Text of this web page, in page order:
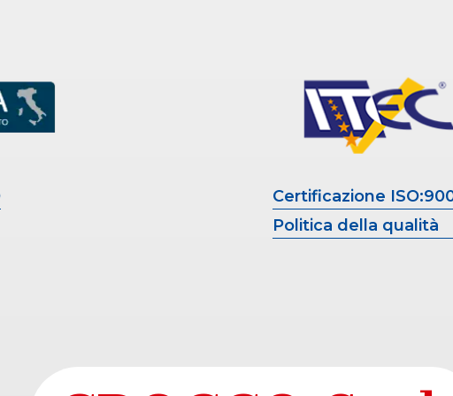
Certificazione
Politica della